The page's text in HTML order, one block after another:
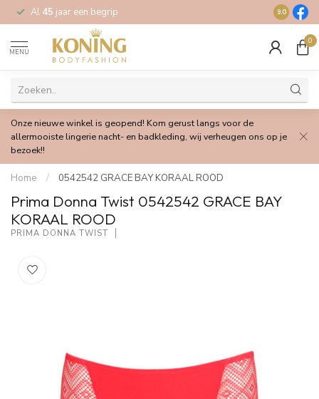
Al 45 jaar een begrip Gratis
9.0
MENU
0
Onze nieuwe winkel is geopend! Kom gerust langs voor de
allermooiste lingerie nacht- en badkleding, wij verheugen ons op je
bezoek!!
Home / 0542542 GRACE BAY KORAAL ROOD
Prima Donna Twist 0542542 GRACE BAY
KORAAL ROOD
PRIMA DONNA TWIST